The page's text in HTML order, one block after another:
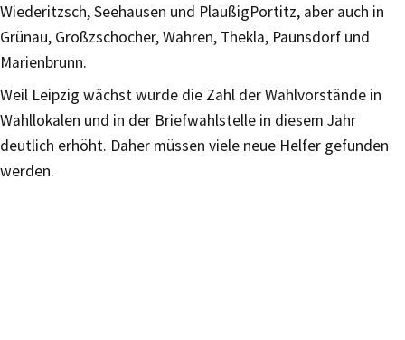
Wiederitzsch, Seehausen und PlaußigPortitz, aber auch in
Grünau, Großzschocher, Wahren, Thekla, Paunsdorf und
Marienbrunn.
Weil Leipzig wächst wurde die Zahl der Wahlvorstände in
Wahllokalen und in der Briefwahlstelle in diesem Jahr
deutlich erhöht. Daher müssen viele neue Helfer gefunden
werden.